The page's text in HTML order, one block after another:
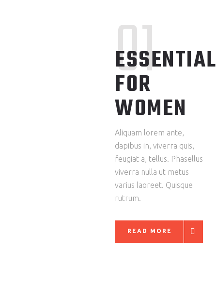
ESSENTIAL
FOR
WOMEN
01
Aliquam lorem ante,
dapibus in, viverra quis,
feugiat a, tellus. Phasellus
viverra nulla ut metus
varius laoreet. Quisque
rutrum.
READ MORE